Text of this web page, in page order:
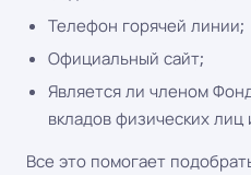
Телефон горячей линии;
Официальный сайт;
Является ли членом
вкладов физических
Все это помогает